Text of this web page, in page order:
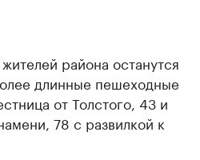
района останутся
длинные пешеходные
от Толстого, 43 и
78 с развилкой к